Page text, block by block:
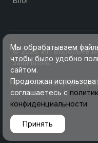
© 2025. ИП Воробьев
защищены
Политика
Мы обрабатываем
чтобы было удобно
сайтом.
Продолжая
соглашаетесь с
конфиденциальности
Принять